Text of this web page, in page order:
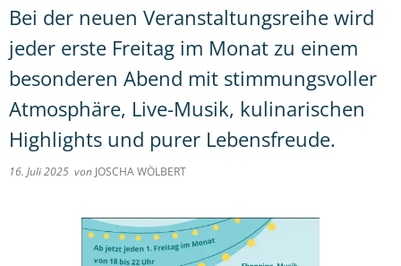
Bei der neuen Veranstaltungsreihe wird
jeder erste Freitag im Monat zu einem
besonderen Abend mit stimmungsvoller
Atmosphäre, Live-Musik, kulinarischen
Highlights und purer Lebensfreude.
16. Juli 2025 von JOSCHA WÖLBERT